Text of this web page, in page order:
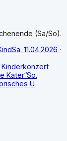
(Sa/So).
Sa. 11.04.2026 ·
Kinderkonzert
Kater“So.
U